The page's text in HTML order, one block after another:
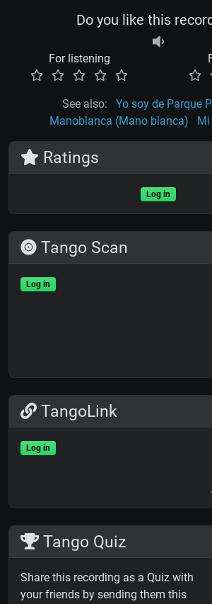
Do you like this
For listening
See also:
Yo soy de Parque
Manoblanca (Mano blanca)
Ratings
Log in
Tango Scan
Log in
TangoLink
Log in
Tango Quiz
Share this recording as a Quiz with
your friends by sending them this